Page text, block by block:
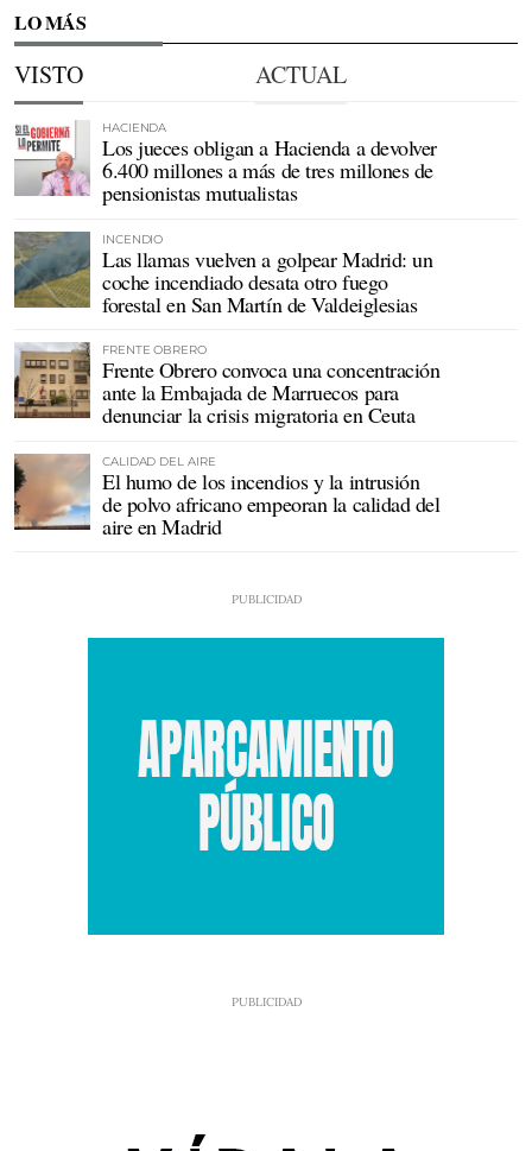
LO MÁS
VISTO ACTUAL
HACIENDA
Los jueces obligan a Hacienda a devolver
6.400 millones a más de tres millones de
pensionistas mutualistas
INCENDIO
Las llamas vuelven a golpear Madrid: un
coche incendiado desata otro fuego
forestal en San Martín de Valdeiglesias
FRENTE OBRERO
Frente Obrero convoca una concentración
ante la Embajada de Marruecos para
denunciar la crisis migratoria en Ceuta
CALIDAD DEL AIRE
El humo de los incendios y la intrusión
de polvo africano empeoran la calidad del
aire en Madrid